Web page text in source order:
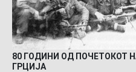
80 ГОДИНИ ОД ПОЧЕТОКОТ
ГРЦИЈА